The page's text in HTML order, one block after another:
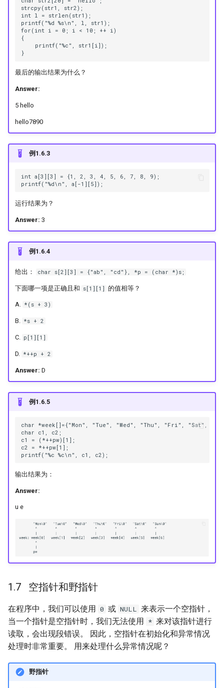
strcpy(str1, str2);
int l = strlen(str1);
printf("%d %s\n", l, str1);
for(int i = 0; i < 10; ++ i)
{
    printf("%c", str1[i]);
最后的输出结果为什么？
Answer:
5 hello
hello7890
例1.6.3
int a[3][3] = {1, 2, 3, 4, 5, 6, 7, 8, 9);
运行结果为？
Answer: 3
例1.6.4
给出： char s[2][3] = {"ab", "cd"}, *p = (char *)s;
下面哪一项是正确且和 s[1][1] 的值相等？
A. *(s + 3)
B. *s + 2
C. p[1][1]
D. *++p + 2
Answer: D
例1.6.5
char *week[]={"Mon", "Tue", "Wed", "Thu", "Fri", "Sat",
char c1, c2;
c1 = (*++pw)[1];
c2 = *++pw[1];
输出结果为：
Answer:
u e
空指针和野指针
在程序中，我们可以使用 0 或 NULL 来表示一个空指针，
当一个指针是空指针时，我们无法使用 * 来对该指针进行
读取，会出现段错误。 因此，空指针在初始化和异常情况
处理时非常重要。 用来处理什么异常情况呢？
野指针